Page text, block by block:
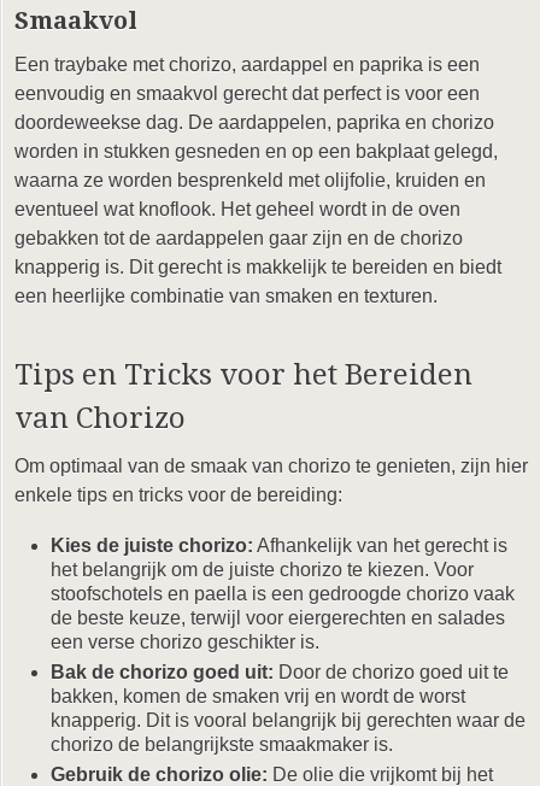
Smaakvol
Een traybake met chorizo, aardappel en paprika is een
eenvoudig en smaakvol gerecht dat perfect is voor een
doordeweekse dag. De aardappelen, paprika en chorizo
worden in stukken gesneden en op een bakplaat gelegd,
waarna ze worden besprenkeld met olijfolie, kruiden en
eventueel wat knoflook. Het geheel wordt in de oven
gebakken tot de aardappelen gaar zijn en de chorizo
knapperig is. Dit gerecht is makkelijk te bereiden en biedt
een heerlijke combinatie van smaken en texturen.
Tips en Tricks voor het Bereiden
van Chorizo
Om optimaal van de smaak van chorizo te genieten, zijn hier
enkele tips en tricks voor de bereiding:
Kies de juiste chorizo: Afhankelijk van het gerecht is
het belangrijk om de juiste chorizo te kiezen. Voor
stoofschotels en paella is een gedroogde chorizo vaak
de beste keuze, terwijl voor eiergerechten en salades
een verse chorizo geschikter is.
Bak de chorizo goed uit: Door de chorizo goed uit te
bakken, komen de smaken vrij en wordt de worst
knapperig. Dit is vooral belangrijk bij gerechten waar de
chorizo de belangrijkste smaakmaker is.
Gebruik de chorizo olie: De olie die vrijkomt bij het